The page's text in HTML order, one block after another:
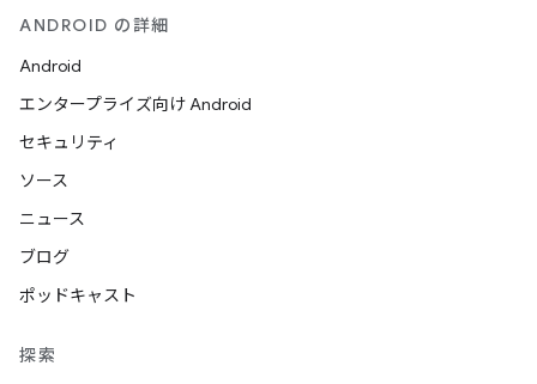
ANDROID の詳細
Android
エンタープライズ向け Android
セキュリティ
ソース
ニュース
ブログ
ポッドキャスト
探索